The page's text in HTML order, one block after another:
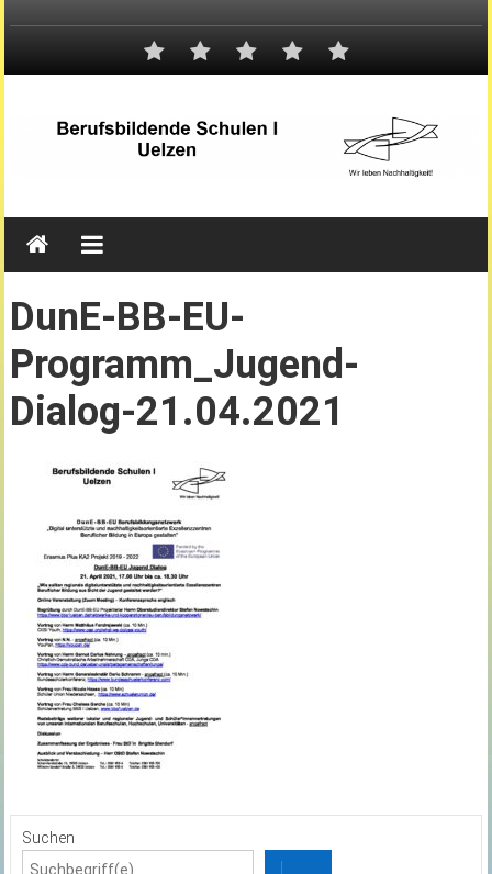
DunE-BB-EU-
Programm_Jugend-
Dialog-21.04.2021
Suchen